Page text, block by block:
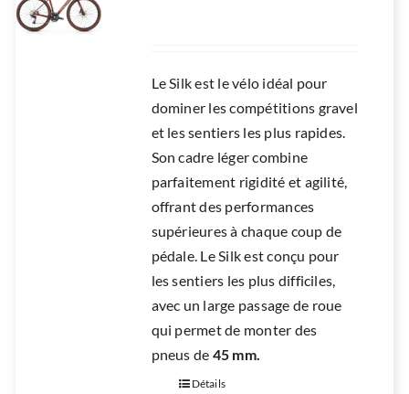
Le Silk est le vélo idéal pour
dominer les compétitions gravel
et les sentiers les plus rapides.
Son cadre léger combine
parfaitement rigidité et agilité,
offrant des performances
supérieures à chaque coup de
pédale. Le Silk est conçu pour
les sentiers les plus difficiles,
avec un large passage de roue
qui permet de monter des
pneus de 45 mm.
Détails